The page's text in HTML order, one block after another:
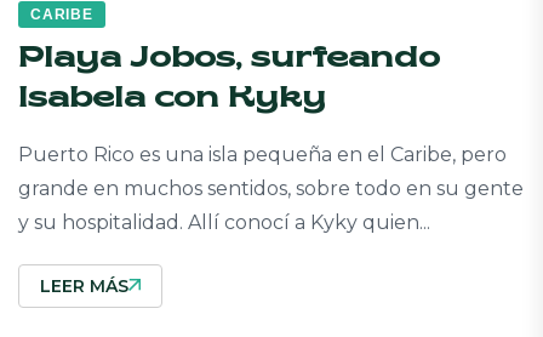
CARIBE
Playa Jobos, surfeando
Isabela con Kyky
Puerto Rico es una isla pequeña en el Caribe, pero
grande en muchos sentidos, sobre todo en su gente
y su hospitalidad. Allí conocí a Kyky quien...
LEER MÁS